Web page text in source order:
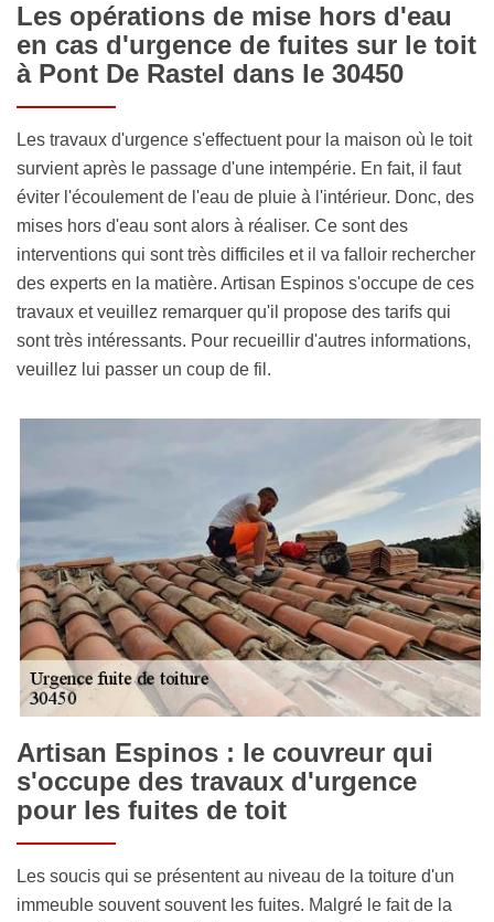
Les opérations de mise hors d'eau
en cas d'urgence de fuites sur le toit
à Pont De Rastel dans le 30450
Les travaux d'urgence s'effectuent pour la maison où le toit
survient après le passage d'une intempérie. En fait, il faut
éviter l'écoulement de l'eau de pluie à l'intérieur. Donc, des
mises hors d'eau sont alors à réaliser. Ce sont des
interventions qui sont très difficiles et il va falloir rechercher
des experts en la matière. Artisan Espinos s'occupe de ces
travaux et veuillez remarquer qu'il propose des tarifs qui
sont très intéressants. Pour recueillir d'autres informations,
veuillez lui passer un coup de fil.
Artisan Espinos : le couvreur qui
s'occupe des travaux d'urgence
pour les fuites de toit
Les soucis qui se présentent au niveau de la toiture d'un
immeuble souvent souvent les fuites. Malgré le fait de la